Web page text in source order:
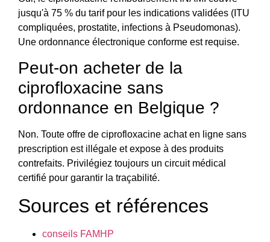
jusqu'à 75 % du tarif pour les indications validées (ITU
compliquées, prostatite, infections à Pseudomonas).
Une ordonnance électronique conforme est requise.
Peut-on acheter de la
ciprofloxacine sans
ordonnance en Belgique ?
Non. Toute offre de ciprofloxacine achat en ligne sans
prescription est illégale et expose à des produits
contrefaits. Privilégiez toujours un circuit médical
certifié pour garantir la traçabilité.
Sources et références
conseils FAMHP